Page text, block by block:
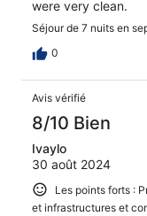
were very clean.
Séjour de 7 nuits en
0
Avis vérifié
8/10 Bien
Ivaylo
30 août 2024
Les points forts :
et infrastructures et